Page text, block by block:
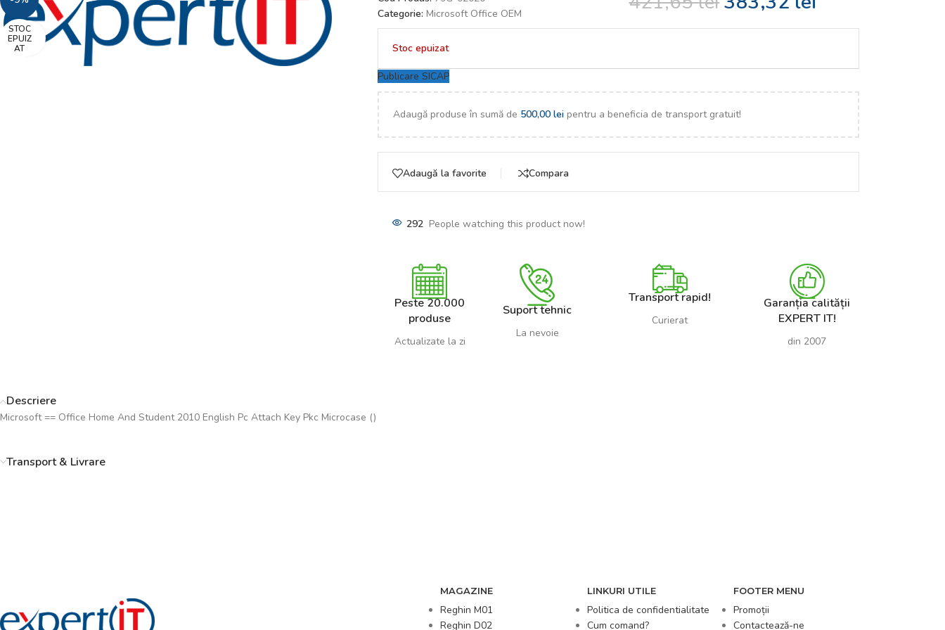
STOC
EPUIZ
AT
Faceți click pentru a mări
Categorie: Microsoft Office OEM
Stoc epuizat
Publicare SICAP
Adaugă produse în sumă de 500,00 leipentru a beneficia de transport gratuit!
Adaugă la favorite Compara
292 People watching this product now!
Peste 20.000
produse
Actualizate la zi
Suport tehnic
La nevoie
Transport rapid!
Curierat
Garanția calității
EXPERT IT!
din 2007
Descriere
Microsoft == Office Home And Student 2010 English Pc Attach Key Pkc Microcase ()
Transport & Livrare
MAGAZINE
Reghin M01
Reghin D02
LINKURI UTILE
Politica de confidentialitate
Cum comand?
FOOTER MENU
Promoții
Contactează-ne